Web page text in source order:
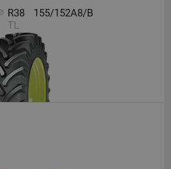
R38
155/152A8/B
TL